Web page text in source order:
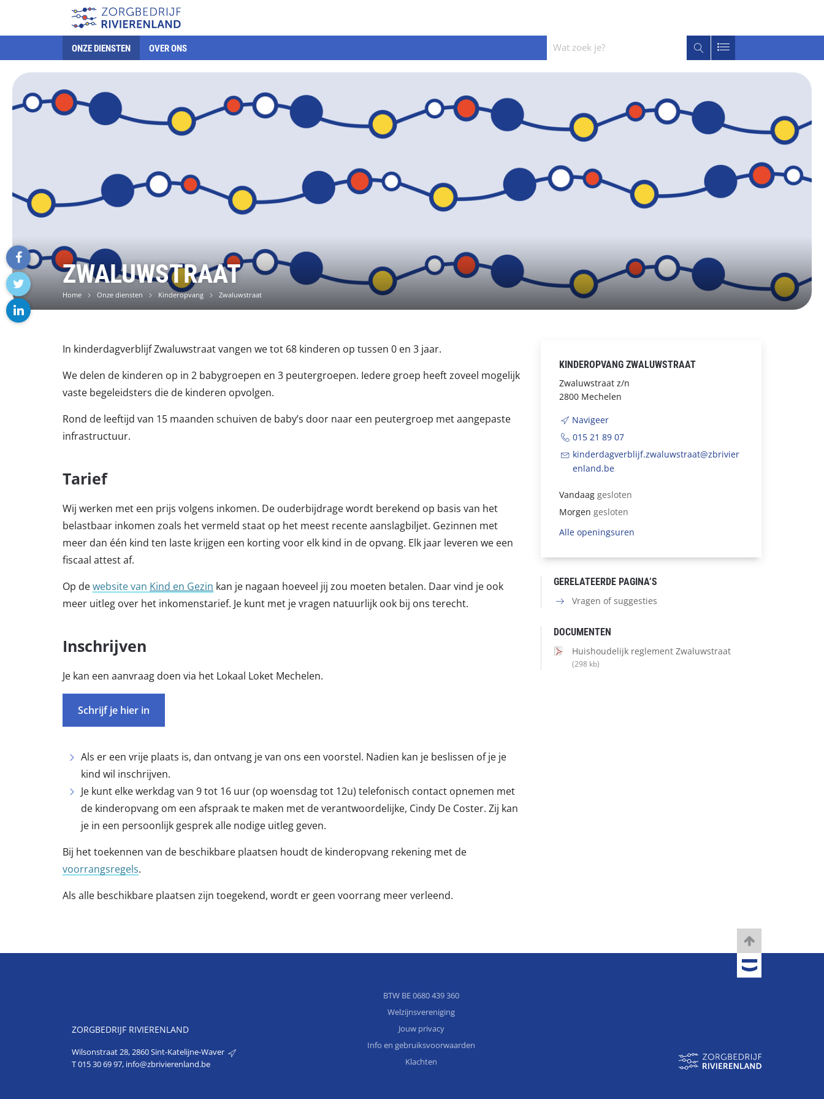
ONZE DIENSTEN OVER ONS
Wat
zoek
je?
Zoeken
ZWALUWSTRAAT
Home Onze diensten Kinderopvang Zwaluwstraat
facebook
twitter
In kinderdagverblijf Zwaluwstraat vangen we tot 68 kinderen op tussen 0 en 3 jaar.
We delen de kinderen op in 2 babygroepen en 3 peutergroepen. Iedere groep heeft zoveel mogelijk
vaste begeleidsters die de kinderen opvolgen.
Rond de leeftijd van 15 maanden schuiven de baby’s door naar een peutergroep met aangepaste
infrastructuur.
Tarief
Wij werken met een prijs volgens inkomen. De ouderbijdrage wordt berekend op basis van het
belastbaar inkomen zoals het vermeld staat op het meest recente aanslagbiljet. Gezinnen met
meer dan één kind ten laste krijgen een korting voor elk kind in de opvang. Elk jaar leveren we een
fiscaal attest af.
Op dewebsite van Kind en Gezin kan je nagaan hoeveel jij zou moeten betalen. Daar vind je ook
meer uitleg over het inkomenstarief. Je kunt met je vragen natuurlijk ook bij ons terecht.
Inschrijven
Je kan een aanvraag doen via het Lokaal Loket Mechelen.
Schrijf je hier in
Als er een vrije plaats is, dan ontvang je van ons een voorstel. Nadien kan je beslissen of je je
kind wil inschrijven.
Je kunt elke werkdag van 9 tot 16 uur (op woensdag tot 12u) telefonisch contact opnemen met
de kinderopvang om een afspraak te maken met de verantwoordelijke, Cindy De Coster. Zij kan
je in een persoonlijk gesprek alle nodige uitleg geven.
Bij het toekennen van de beschikbare plaatsen houdt de kinderopvang rekening met de
voorrangsregels.
Als alle beschikbare plaatsen zijn toegekend, wordt er geen voorrang meer verleend.
KINDEROPVANG ZWALUWSTRAAT
Zwaluwstraat z/n
2800 Mechelen
Navigeer
015 21 89 07
kinderdagverblijf.zwaluwstraat@zbrivier
enland.be
Vandaag gesloten
Morgen gesloten
Alle openingsuren
GERELATEERDE PAGINA’S
Vragen of suggesties
DOCUMENTEN
Huishoudelijk reglement Zwaluwstraat
(298 kb)
ZORGBEDRIJF RIVIERENLAND
Wilsonstraat 28, 2860 Sint-Katelijne-Waver
T015 30 69 97, info@zbrivierenland.be
BTW BE 0680 439 360
Welzijnsvereniging
Jouw privacy
Info en gebruiksvoorwaarden
Klachten